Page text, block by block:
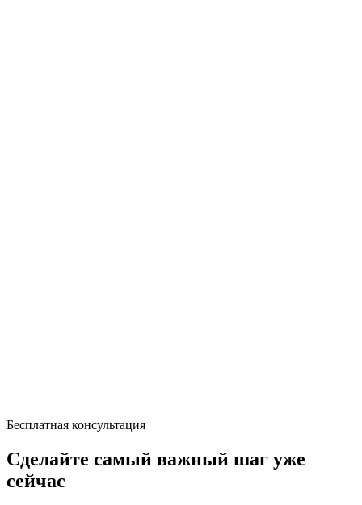
Бесплатная консультация
Сделайте самый важный шаг уже
сейчас